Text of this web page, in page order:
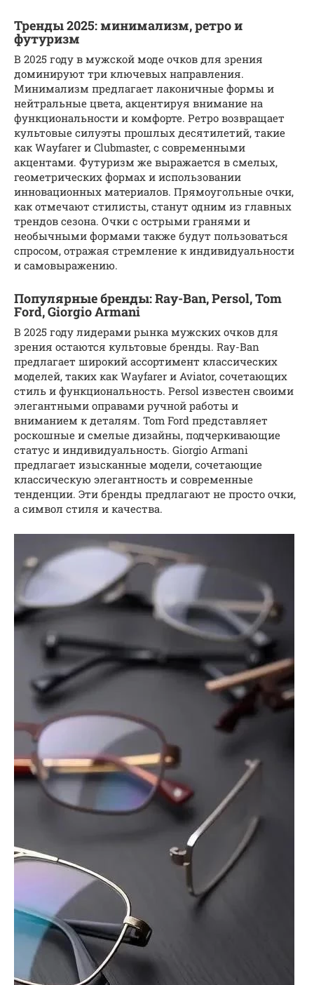
Тренды 2025: минимализм, ретро и
футуризм
В 2025 году в мужской моде очков для зрения
доминируют три ключевых направления.
Минимализм предлагает лаконичные формы и
нейтральные цвета, акцентируя внимание на
функциональности и комфорте. Ретро возвращает
культовые силуэты прошлых десятилетий, такие
как Wayfarer и Clubmaster, с современными
акцентами. Футуризм же выражается в смелых,
геометрических формах и использовании
инновационных материалов. Прямоугольные очки,
как отмечают стилисты, станут одним из главных
трендов сезона. Очки с острыми гранями и
необычными формами также будут пользоваться
спросом, отражая стремление к индивидуальности
и самовыражению.
Популярные бренды: Ray-Ban, Persol, Tom
Ford, Giorgio Armani
В 2025 году лидерами рынка мужских очков для
зрения остаются культовые бренды. Ray-Ban
предлагает широкий ассортимент классических
моделей, таких как Wayfarer и Aviator, сочетающих
стиль и функциональность. Persol известен своими
элегантными оправами ручной работы и
вниманием к деталям. Tom Ford представляет
роскошные и смелые дизайны, подчеркивающие
статус и индивидуальность. Giorgio Armani
предлагает изысканные модели, сочетающие
классическую элегантность и современные
тенденции. Эти бренды предлагают не просто очки,
а символ стиля и качества.